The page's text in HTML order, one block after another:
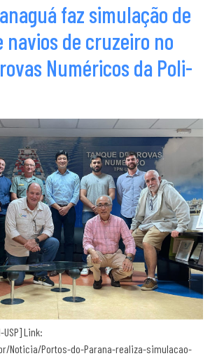
faz simulação de
navios de cruzeiro no
Numéricos da Poli-
Link:
Noticia/Portos-do-Parana-realiza-simulacao-